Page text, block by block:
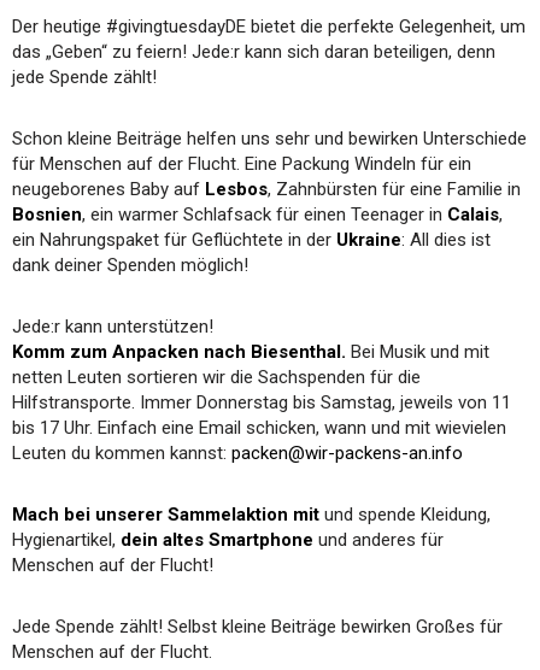
Der heutige #givingtuesdayDE bietet die perfekte Gelegenheit, um
das „Geben“ zu feiern! Jede:r kann sich daran beteiligen, denn
jede Spende zählt!
Schon kleine Beiträge helfen uns sehr und bewirken Unterschiede
für Menschen auf der Flucht. Eine Packung Windeln für ein
neugeborenes Baby auf Lesbos, Zahnbürsten für eine Familie in
Bosnien, ein warmer Schlafsack für einen Teenager in Calais,
ein Nahrungspaket für Geflüchtete in der Ukraine: All dies ist
dank deiner Spenden möglich!
Jede:r kann unterstützen!
Komm zum Anpacken nach Biesenthal. Bei Musik und mit
netten Leuten sortieren wir die Sachspenden für die
Hilfstransporte. Immer Donnerstag bis Samstag, jeweils von 11
bis 17 Uhr. Einfach eine Email schicken, wann und mit wievielen
Leuten du kommen kannst: packen@wir-packens-an.info
Mach bei unserer Sammelaktion mit und spende Kleidung,
Hygienartikel, dein altes Smartphone und anderes für
Menschen auf der Flucht!
Jede Spende zählt! Selbst kleine Beiträge bewirken Großes für
Menschen auf der Flucht.